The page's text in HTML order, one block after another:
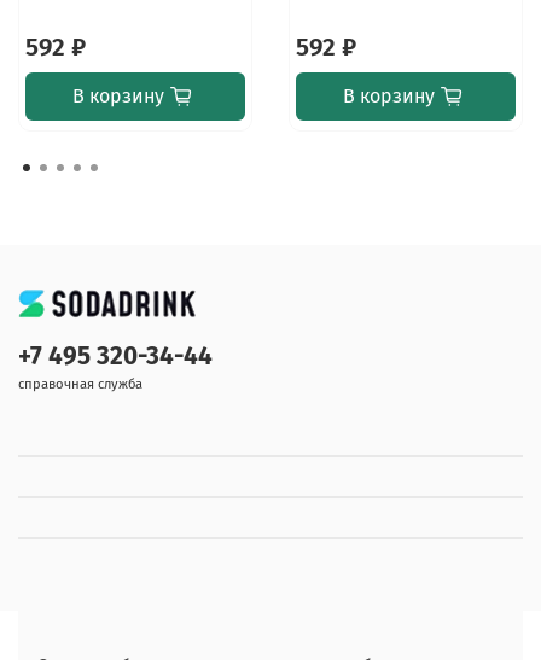
592 ₽
В корзину
592 ₽
В корзину
+7 495 320-34-44
справочная служба